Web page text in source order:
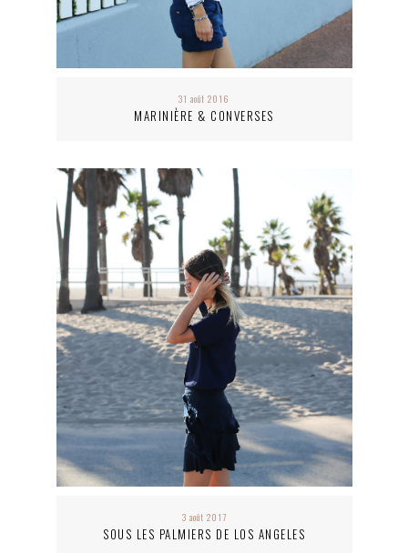
31 août 2016
MARINIÈRE & CONVERSES
3 août 2017
SOUS LES PALMIERS DE LOS ANGELES